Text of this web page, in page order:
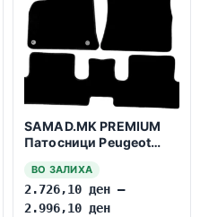
SAMAD.MK PREMIUM
Патосници Peugeot
Manual
ВО ЗАЛИХА
2.726,10 ден –
2.996,10 ден